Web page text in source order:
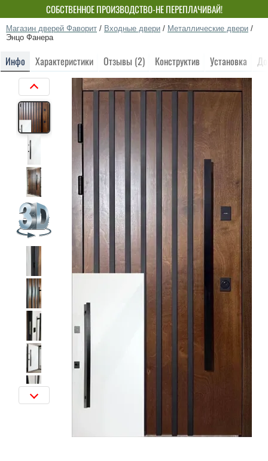
СОБСТВЕННОЕ ПРОИЗВОДСТВО-НЕ ПЕРЕПЛАЧИВАЙ!
Магазин дверей Фаворит / Входные двери / Металлические двери /
Энцо Фанера
Инфо Характеристики Отзывы (2) Конструктив Установка